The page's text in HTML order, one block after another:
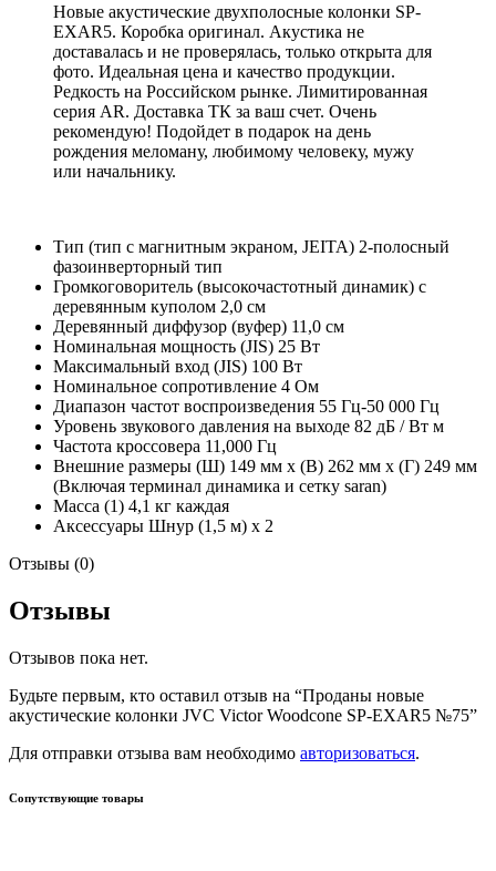
Новые акустические двухполосные колонки SP-
EXAR5. Коробка оригинал. Акустика не
доставалась и не проверялась, только открыта для
фото. Идеальная цена и качество продукции.
Редкость на Российском рынке. Лимитированная
серия AR. Доставка ТК за ваш счет. Очень
рекомендую! Подойдет в подарок на день
рождения меломану, любимому человеку, мужу
или начальнику.
Тип (тип с магнитным экраном, JEITA) 2-полосный
фазоинверторный тип
Громкоговоритель (высокочастотный динамик) с
деревянным куполом 2,0 см
Деревянный диффузор (вуфер) 11,0 см
Номинальная мощность (JIS) 25 Вт
Максимальный вход (JIS) 100 Вт
Номинальное сопротивление 4 Ом
Диапазон частот воспроизведения 55 Гц-50 000 Гц
Уровень звукового давления на выходе 82 дБ / Вт м
Частота кроссовера 11,000 Гц
Внешние размеры (Ш) 149 мм x (В) 262 мм x (Г) 249 мм
(Включая терминал динамика и сетку saran)
Масса (1) 4,1 кг каждая
Аксессуары Шнур (1,5 м) x 2
Отзывы (0)
Отзывы
Отзывов пока нет.
Будьте первым, кто оставил отзыв на “Проданы новые
акустические колонки JVC Victor Woodcone SP-EXAR5 №75”
Для отправки отзыва вам необходимо авторизоваться.
Сопутствующие товары